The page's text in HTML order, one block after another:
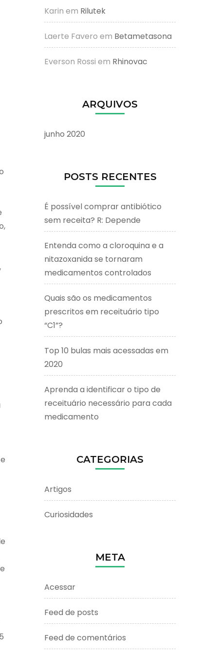
Karin em Rilutek
Laerte Favero em Betametasona
Everson Rossi em Rhinovac
ARQUIVOS
junho 2020
POSTS RECENTES
É possível comprar antibiótico
sem receita? R: Depende
Entenda como a cloroquina e a
nitazoxanida se tornaram
medicamentos controlados
Quais são os medicamentos
prescritos em receituário tipo
“C1”?
Top 10 bulas mais acessadas em
2020
Aprenda a identificar o tipo de
receituário necessário para cada
medicamento
CATEGORIAS
Artigos
Curiosidades
META
Acessar
Feed de posts
Feed de comentários